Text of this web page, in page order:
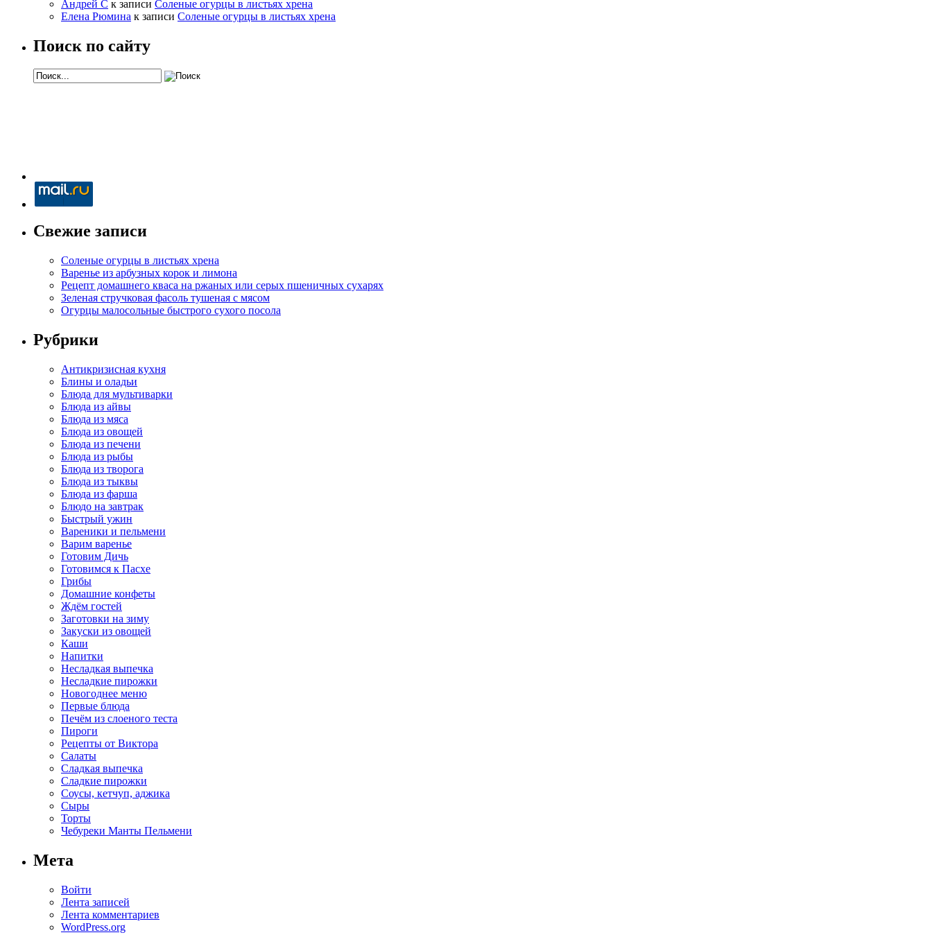
Андрей С к записи Соленые огурцы в листьях хрена
Елена Рюмина к записи Соленые огурцы в листьях хрена
Поиск по сайту
Свежие записи
Соленые огурцы в листьях хрена
Варенье из арбузных корок и лимона
Рецепт домашнего кваса на ржаных или серых пшеничных сухарях
Зеленая стручковая фасоль тушеная с мясом
Огурцы малосольные быстрого сухого посола
Рубрики
Антикризисная кухня
Блины и оладьи
Блюда для мультиварки
Блюда из айвы
Блюда из мяса
Блюда из овощей
Блюда из печени
Блюда из рыбы
Блюда из творога
Блюда из тыквы
Блюда из фарша
Блюдо на завтрак
Быстрый ужин
Вареники и пельмени
Варим варенье
Готовим Дичь
Готовимся к Пасхе
Грибы
Домашние конфеты
Ждём гостей
Заготовки на зиму
Закуски из овощей
Каши
Напитки
Несладкая выпечка
Несладкие пирожки
Новогоднее меню
Первые блюда
Печём из слоеного теста
Пироги
Рецепты от Виктора
Салаты
Сладкая выпечка
Сладкие пирожки
Соусы, кетчуп, аджика
Сыры
Торты
Чебуреки Манты Пельмени
Мета
Войти
Лента записей
Лента комментариев
WordPress.org